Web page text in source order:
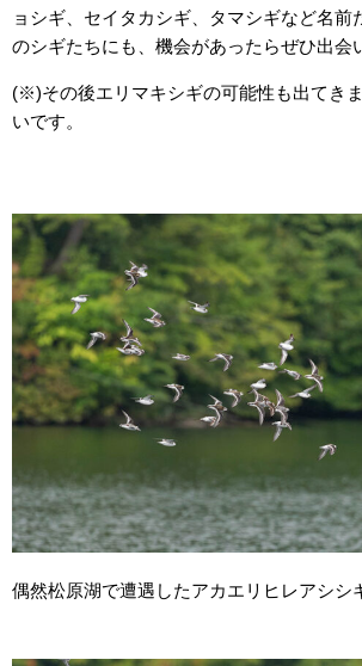
ョシギ、セイタカシギ、タマシギなど名前
のシギたちにも、機会があったらぜひ出会
(※)その後エリマキシギの可能性も出てき
いです。
偶然松原湖で遭遇したアカエリヒレアシシ